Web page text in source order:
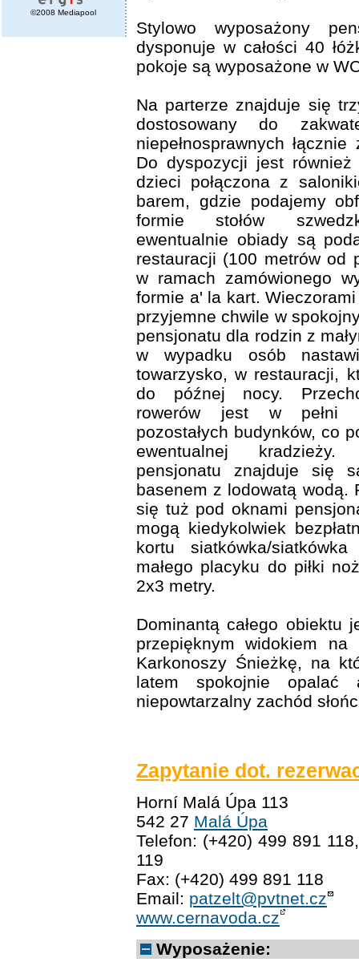
©2008 Mediapool
Stylowo wyposażony
dysponuje w całości 40
pokoje są wyposażone w
Na parterze znajduje się
dostosowany do
niepełnosprawnych
Do dyspozycji jest
dzieci połączona z
barem, gdzie podajemy
formie stołów
ewentualnie obiady są
restauracji (100 metrów od
w ramach zamówionego
formie a' la kart.
przyjemne chwile w
pensjonatu dla rodzin z
w wypadku osób
towarzysko, w restauracji,
do późnej nocy.
rowerów jest w pełni
pozostałych budynków, co
ewentualnej
pensjonatu znajduje się
basenem z lodowatą wodą.
się tuż pod oknami
mogą kiedykolwiek
kortu siatkówka/
małego placyku do piłki
2x3 metry.
Dominantą całego obiektu
przepięknym widokiem na
Karkonoszy Śnieżkę, na
latem spokojnie opalać
niepowtarzalny zachód
Zapytanie dot.
Horní Malá Úpa 113
542 27 Malá Úpa
Telefon: (+420) 499 891
119
Fax: (+420) 499 891 118
Email: patzelt@pvtnet.cz
www.cernavoda.cz
Wyposażenie: